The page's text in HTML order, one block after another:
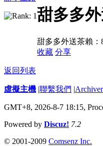
甜多多
甜多多外送茶賴：
收藏 分享
返回列表
虛擬主機 |聯繫我們 |Archiver
GMT+8, 2026-8-7 18:15,
Powered by Discuz! 7.2
© 2001-2009 Comsenz Inc.